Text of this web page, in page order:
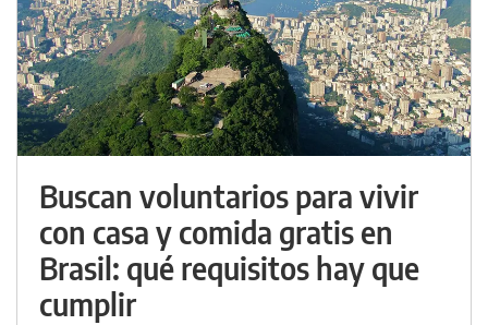
Buscan voluntarios para vivir
con casa y comida gratis en
Brasil: qué requisitos hay que
cumplir